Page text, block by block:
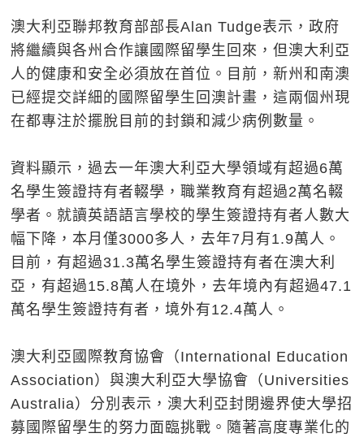
澳大利亞聯邦教育部部長Alan Tudge表示，政府
將繼續與各州合作讓國際留學生回來，但澳大利亞
人的健康和安全必須放在首位。目前，新州和南澳
已經提交詳細的國際留學生回澳計畫，這兩個州現
在都專注於擺脫目前的封鎖和減少病例數量。
資料顯示，過去一年澳大利亞大學領域有超過6萬
名學生簽證持有者輟學，職業教育有超過2萬名輟
學者。就讀英語語言學校的學生簽證持有者人數大
幅下降，本月僅3000多人，去年7月有1.9萬人。
目前，有超過31.3萬名學生簽證持有者在澳大利
亞，有超過15.8萬人在境外，去年境內有超過47.1
萬名學生簽證持有者，境外有12.4萬人。
澳大利亞國際教育協會（International Education
Association）與澳大利亞大學協會（Universities
Australia）分別表示，澳大利亞封閉邊界使大學招
募國際留學生的努力面臨挑戰。隨著高度專業化的